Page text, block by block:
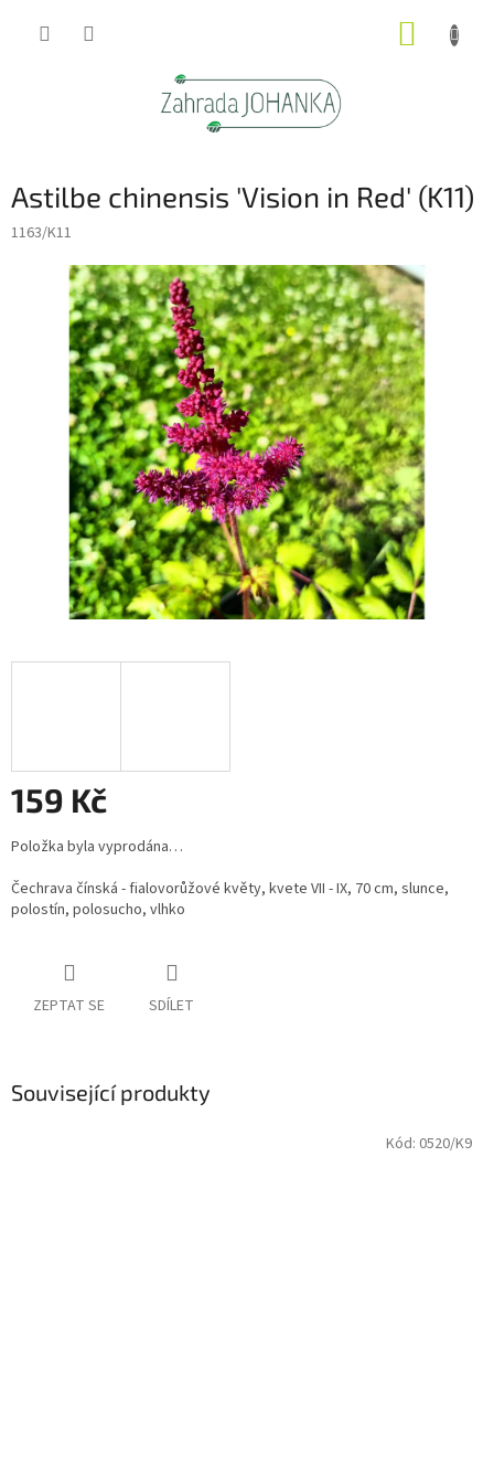
Astilbe chinensis 'Vision in Red' (K11)
1163/K11
159 Kč
Měrná
cena:
Položka byla vyprodána…
Čechrava čínská - fialovorůžové květy, kvete VII - IX, 70 cm, slunce,
polostín, polosucho, vlhko
ZEPTAT SE SDÍLET
Související produkty
Kód: 0520/K9